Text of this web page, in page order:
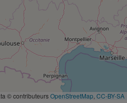
© contributeursOpenStreetMap CC-BY-SA
Complément
alimentaire
Assurance emprunteur
Petit électroménager -
Matelas
Mutuelle